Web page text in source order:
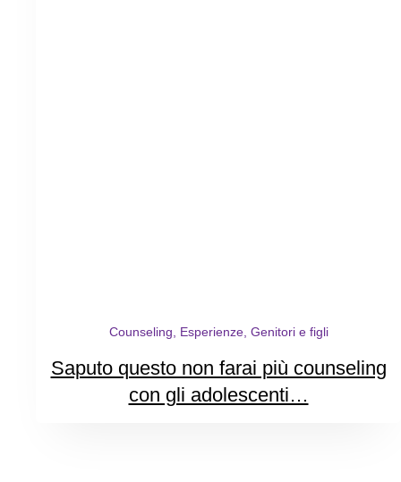
Counseling, Esperienze, Genitori e figli
Saputo questo non farai più counseling
con gli adolescenti…